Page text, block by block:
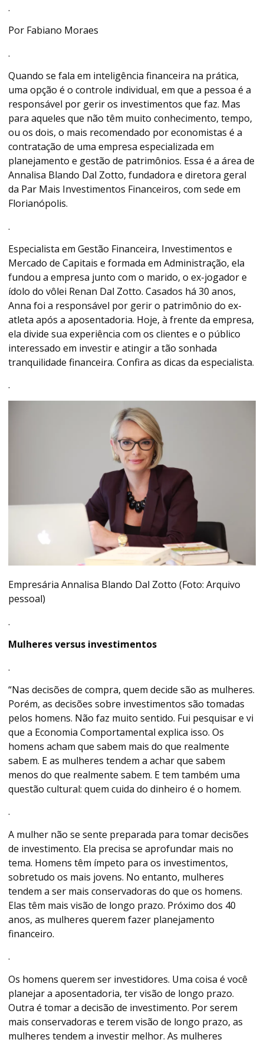
.
Por Fabiano Moraes
.
Quando se fala em inteligência financeira na prática,
uma opção é o controle individual, em que a pessoa é a
responsável por gerir os investimentos que faz. Mas
para aqueles que não têm muito conhecimento, tempo,
ou os dois, o mais recomendado por economistas é a
contratação de uma empresa especializada em
planejamento e gestão de patrimônios. Essa é a área de
Annalisa Blando Dal Zotto, fundadora e diretora geral
da Par Mais Investimentos Financeiros, com sede em
Florianópolis.
.
Especialista em Gestão Financeira, Investimentos e
Mercado de Capitais e formada em Administração, ela
fundou a empresa junto com o marido, o ex-jogador e
ídolo do vôlei Renan Dal Zotto. Casados há 30 anos,
Anna foi a responsável por gerir o patrimônio do ex-
atleta após a aposentadoria. Hoje, à frente da empresa,
ela divide sua experiência com os clientes e o público
interessado em investir e atingir a tão sonhada
tranquilidade financeira. Confira as dicas da especialista.
.
Empresária Annalisa Blando Dal Zotto (Foto: Arquivo
pessoal)
.
Mulheres versus investimentos
.
“Nas decisões de compra, quem decide são as mulheres.
Porém, as decisões sobre investimentos são tomadas
pelos homens. Não faz muito sentido. Fui pesquisar e vi
que a Economia Comportamental explica isso. Os
homens acham que sabem mais do que realmente
sabem. E as mulheres tendem a achar que sabem
menos do que realmente sabem. E tem também uma
questão cultural: quem cuida do dinheiro é o homem.
.
A mulher não se sente preparada para tomar decisões
de investimento. Ela precisa se aprofundar mais no
tema. Homens têm ímpeto para os investimentos,
sobretudo os mais jovens. No entanto, mulheres
tendem a ser mais conservadoras do que os homens.
Elas têm mais visão de longo prazo. Próximo dos 40
anos, as mulheres querem fazer planejamento
financeiro.
.
Os homens querem ser investidores. Uma coisa é você
planejar a aposentadoria, ter visão de longo prazo.
Outra é tomar a decisão de investimento. Por serem
mais conservadoras e terem visão de longo prazo, as
mulheres tendem a investir melhor. As mulheres